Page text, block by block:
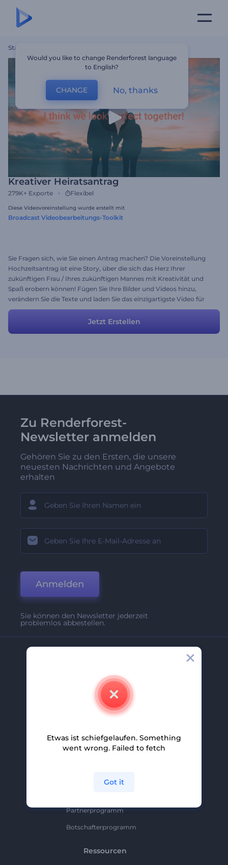
Startseite
Kreativer Heiratsantrag
279K+ Exporte Flexibel
Diese Videovoreinstellung wurde erstellt mit
Broadcast Videobearbeitungs-Toolkit
Sie Fragen sich, wie Sie einen Antrag machen? Die Voreinstellung
Hochzeitsantrag ist eine Story, über die sich das Herz Ihrer
zukünftigen Frau / Ihres zukünftigen Mannes mit Kreativität und
Spaß erobern können! Fügen Sie Ihre Bilder und Videos hinzu,
verändern Sie die Texte und laden Sie das einzigartigste Video für
einen Antrag in wenigen Minuten herunter. Nach diesem Video
wird sie mit Sicherheit JA sagen!Jetzt Erstellen
Zu Renderforest-
Newsletter anmelden
Gehören Sie zu den Ersten, die unsere
neuesten Nachrichten und Angebote
erhalten
Anmelden
Sie können den Newsletter jederzeit
problemlos abbestellen.
Partnerprogramm
Partnerprogramm
Botschafterprogramm
Ressourcen
Would you like to change Renderforest language
to English?
CHANGE No, thanks
Etwas ist schiefgelaufen. Something
went wrong. Failed to fetch
Got it